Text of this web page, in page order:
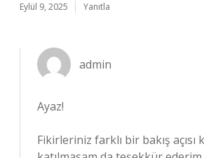
Eylül 9, 2025 Yanıtla
admin
Ayaz!
Fikirleriniz farklı bir bakış açısı